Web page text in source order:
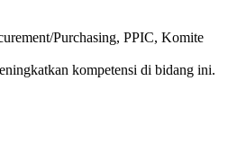
Purchasing, PPIC, Komite
kompetensi di bidang ini.